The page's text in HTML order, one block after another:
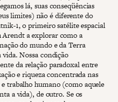
lá, suas conseqüências
limites) não é diferente do
1, o primeiro satélite espacial
a explorar como a
do mundo e da Terra
Nossa condição
da relação paradoxal entre
e riqueza concentrada nas
trabalho humano (como aquele
a vida), de outro. Se os